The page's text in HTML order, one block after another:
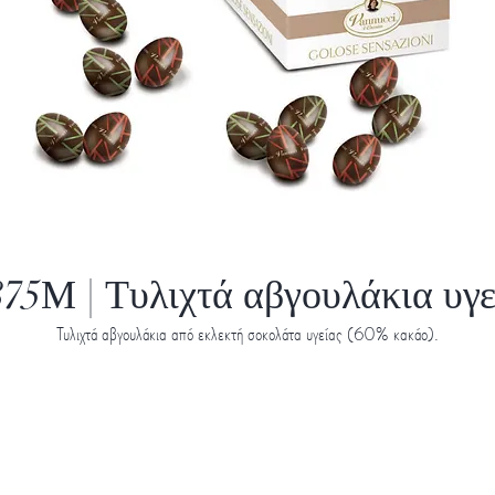
| Τυλιχτά αβγουλάκια
Τυλιχτά αβγουλάκια από εκλεκτή σοκολάτα υγείας (60% κακάο).